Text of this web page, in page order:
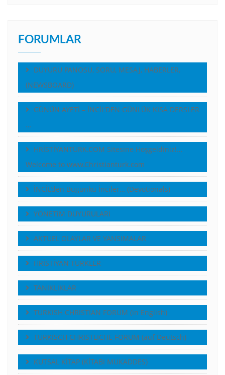
FORUMLAR
DUYURU PANOSU, SORU, MESAJ, HABERLER,
(NEWSBOARD)
GÜNÜN AYETİ – İNCİL’DEN GÜNLÜK KISA DERSLER
…
HRİSTİYANTÜRK.COM Sitesine Hoşgeldiniz!…
Welcome to www.Christianturk.com
İNCİL’den Bugünkü İnciler… (Devotionals)
YÖNETiM DUYURULARI
AKTUEL OLAYLAR VE YANSIMALAR
HRİSTİYAN TÜRKLER
TANIKLIKLAR
TURKISH CHRISTIAN FORUM (in English)
TURKISCH CHRISTLICHE FORUM (auf Deutsch)
KUTSAL KİTAP (KİTABI MUKADDES)